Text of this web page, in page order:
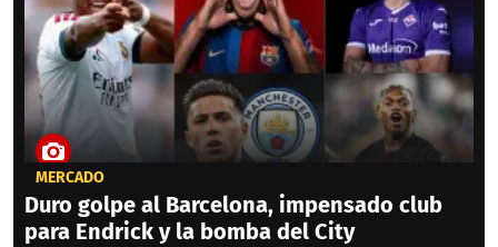
MERCADO
Duro golpe al Barcelona, impensado club
para Endrick y la bomba del City